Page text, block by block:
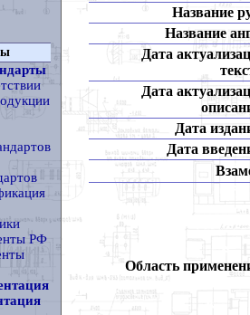
РФ
Название
Название
Дата
Дата
Дата
Дата
Область